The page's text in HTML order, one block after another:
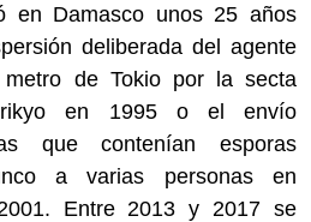
en Damasco unos 25 años
deliberada del agente
de Tokio por la secta
en 1995 o el envío
que contenían esporas
a varias personas en
Entre 2013 y 2017 se